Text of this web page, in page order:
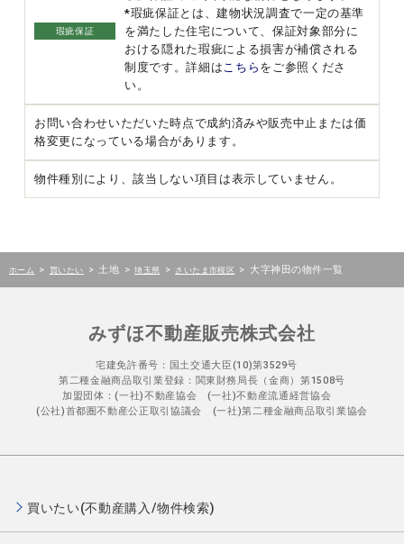
瑕疵保証
*瑕疵保証とは、建物状況調査で一定の基準
を満たした住宅について、保証対象部分に
おける隠れた瑕疵による損害が補償される
制度です。詳細は こちら をご参照くださ
い。
お問い合わせいただいた時点で成約済みや販売中止または価
格変更になっている場合があります。
物件種別により、該当しない項目は表示していません。
ホーム > 買いたい > 土地 > 埼玉県 > さいたま市桜区 > 大字神田の物件一覧
みずほ不動産販売株式会社
宅建免許番号：国土交通大臣(10)第3529号
第二種金融商品取引業登録：関東財務局長（金商）第1508号
加盟団体：(一社)不動産協会 (一社)不動産流通経営協会
(公社)首都圏不動産公正取引協議会 (一社)第二種金融商品取引業協会
買いたい(不動産購入/物件検索)